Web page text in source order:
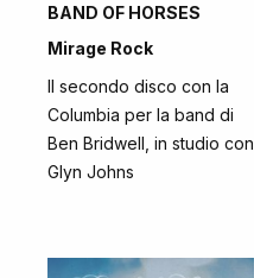
BAND OF HORSES
Mirage Rock
Il secondo disco con la
Columbia per la band di
Ben Bridwell, in studio con
Glyn Johns